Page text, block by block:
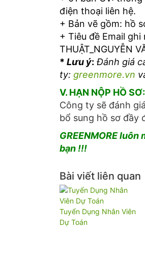
điện thoại liên hệ.
+ Bản vẽ gồm: hồ
+ Tiêu đề Email ghi
THUẬT_NGUYỄN
* Lưu ý: Đánh giá
ty: greenmore.vn
V. HẠN NỘP HỒ SƠ:
Công ty sẽ đánh
bổ sung hồ sơ đầy
GREENMORE
bạn !!!
Bài viết liên quan
Tuyển Dụng Nhân Viên
Dự Toán